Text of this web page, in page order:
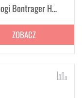
Termiczny rowerowy ocieplacz na nogi Bontrager Halo
ZOBACZ